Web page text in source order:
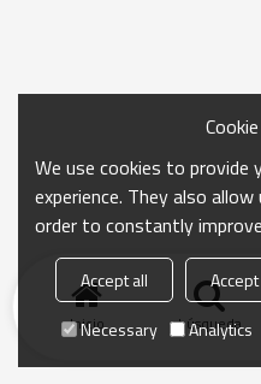
Inicio búsqueda
We use cookies to
experience. They also
order to constantly
Accept all
Necessary
Analytics